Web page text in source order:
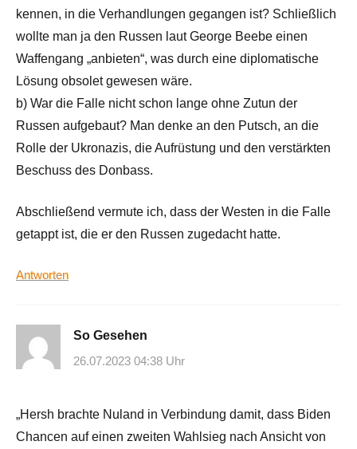
kennen, in die Verhandlungen gegangen ist? Schließlich
wollte man ja den Russen laut George Beebe einen
Waffengang „anbieten“, was durch eine diplomatische
Lösung obsolet gewesen wäre.
b) War die Falle nicht schon lange ohne Zutun der
Russen aufgebaut? Man denke an den Putsch, an die
Rolle der Ukronazis, die Aufrüstung und den verstärkten
Beschuss des Donbass.
Abschließend vermute ich, dass der Westen in die Falle
getappt ist, die er den Russen zugedacht hatte.
Antworten
So Gesehen
26.07.2023 04:38 Uhr
„Hersh brachte Nuland in Verbindung damit, dass Biden
Chancen auf einen zweiten Wahlsieg nach Ansicht von